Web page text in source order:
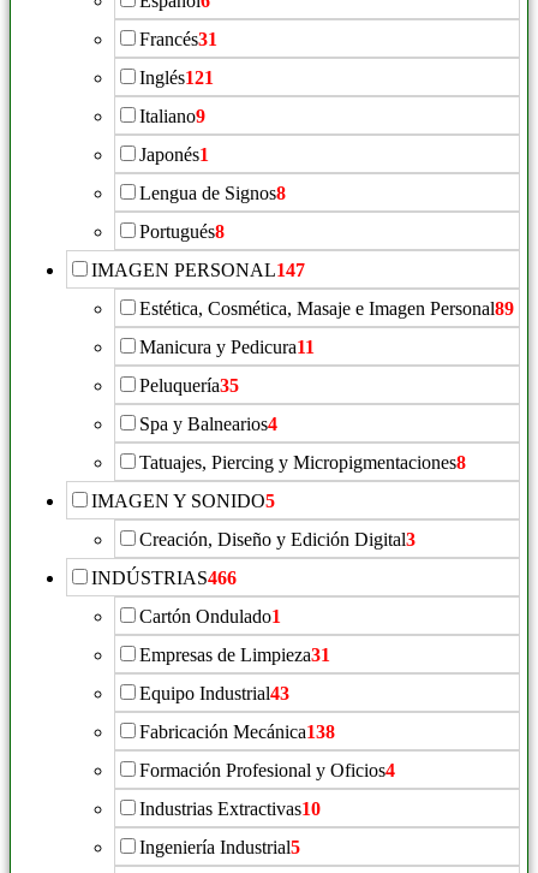
Francés31
Inglés121
Italiano9
Japonés1
Lengua de Signos8
Portugués8
IMAGEN PERSONAL147
Estética, Cosmética, Masaje e Imagen Personal89
Manicura y Pedicura11
Peluquería35
Spa y Balnearios4
Tatuajes, Piercing y Micropigmentaciones8
IMAGEN Y SONIDO5
Creación, Diseño y Edición Digital3
INDÚSTRIAS466
Cartón Ondulado1
Empresas de Limpieza31
Equipo Industrial43
Fabricación Mecánica138
Formación Profesional y Oficios4
Industrias Extractivas10
Ingeniería Industrial5